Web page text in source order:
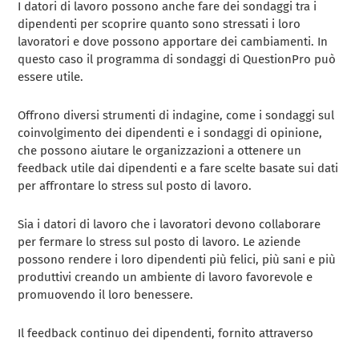
I datori di lavoro possono anche fare dei sondaggi tra i
dipendenti per scoprire quanto sono stressati i loro
lavoratori e dove possono apportare dei cambiamenti. In
questo caso il programma di sondaggi di QuestionPro può
essere utile.
Offrono diversi strumenti di indagine, come i sondaggi sul
coinvolgimento dei dipendenti e i sondaggi di opinione,
che possono aiutare le organizzazioni a ottenere un
feedback utile dai dipendenti e a fare scelte basate sui dati
per affrontare lo stress sul posto di lavoro.
Sia i datori di lavoro che i lavoratori devono collaborare
per fermare lo stress sul posto di lavoro. Le aziende
possono rendere i loro dipendenti più felici, più sani e più
produttivi creando un ambiente di lavoro favorevole e
promuovendo il loro benessere.
Il feedback continuo dei dipendenti, fornito attraverso